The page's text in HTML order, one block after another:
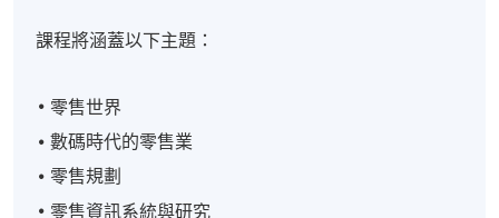
課程將涵蓋以下主題：
零售世界
數碼時代的零售業
零售規劃
零售資訊系統與研究